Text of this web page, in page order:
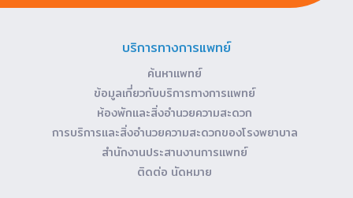
บริการทางการแพทย์
ค้นหาแพทย์
ข้อมูลเกี่ยวกับบริการทางการแพทย์
ห้องพักและสิ่งอำนวยความสะดวก
การบริการและสิ่งอำนวยความสะดวกของโรงพยาบาล
สำนักงานประสานงานการแพทย์
ติดต่อ นัดหมาย